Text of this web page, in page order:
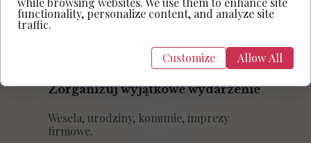
Zorganizuj wyjątkowe wydarzenie
Wesela, urodziny, komunie, imprezy
firmowe.
functionality, personalize content, and analyze site
traffic.
Customize Allow All